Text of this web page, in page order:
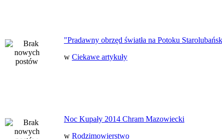
"Pradawny obrzęd światła na Potoku
w Ciekawe artykuły
Noc Kupały 2014 Chram Mazowiecki
w Rodzimowierstwo